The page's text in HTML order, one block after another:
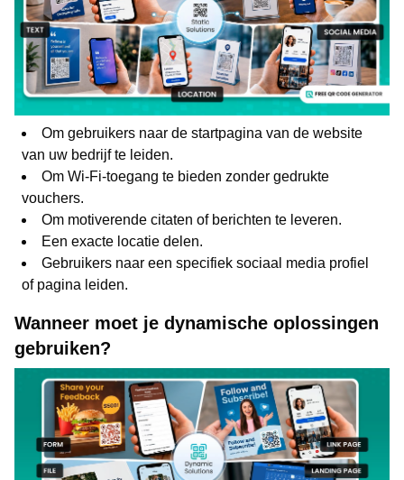
Om gebruikers naar de startpagina van de website
van uw bedrijf te leiden.
Om Wi-Fi-toegang te bieden zonder gedrukte
vouchers.
Om motiverende citaten of berichten te leveren.
Een exacte locatie delen.
Gebruikers naar een specifiek sociaal media profiel
of pagina leiden.
Wanneer moet je dynamische oplossingen
gebruiken?